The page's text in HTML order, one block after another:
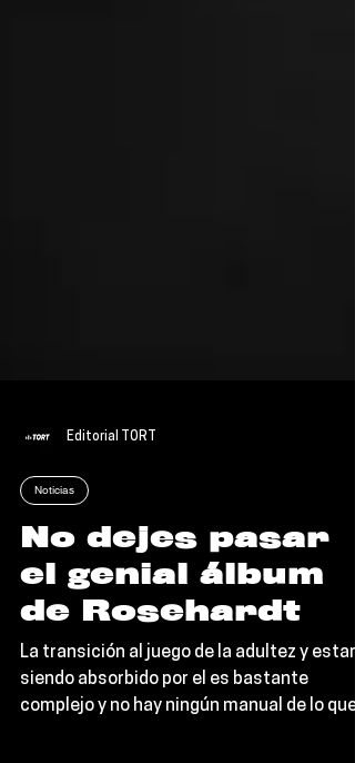
Editorial TORT
Noticias
No dejes pasar
el genial álbum
de Rosehardt
La transición al juego de la adultez y estar
siendo absorbido por el es bastante